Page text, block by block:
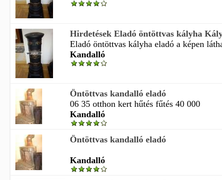
Hirdetések Eladó öntöttvas kályha
Eladó öntöttvas kályha eladó a képen
Kandalló
Öntöttvas kandalló eladó
06 35 otthon kert hűtés fűtés 40 000
Kandalló
Öntöttvas kandalló eladó
Kandalló